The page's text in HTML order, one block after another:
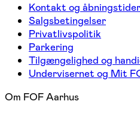
Kontakt og åbningstider
Salgsbetingelser
Privatlivspolitik
Parkering
Tilgængelighed og
Undervisernet og Mit
Om FOF Aarhus